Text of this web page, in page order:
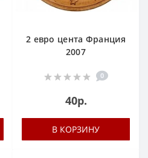
2 евро цента Франция
2007
0
40р.
В КОРЗИНУ